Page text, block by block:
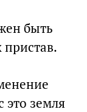
быть
пристав.
это земля